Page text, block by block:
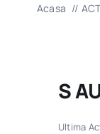
Acasa
S
Ultima